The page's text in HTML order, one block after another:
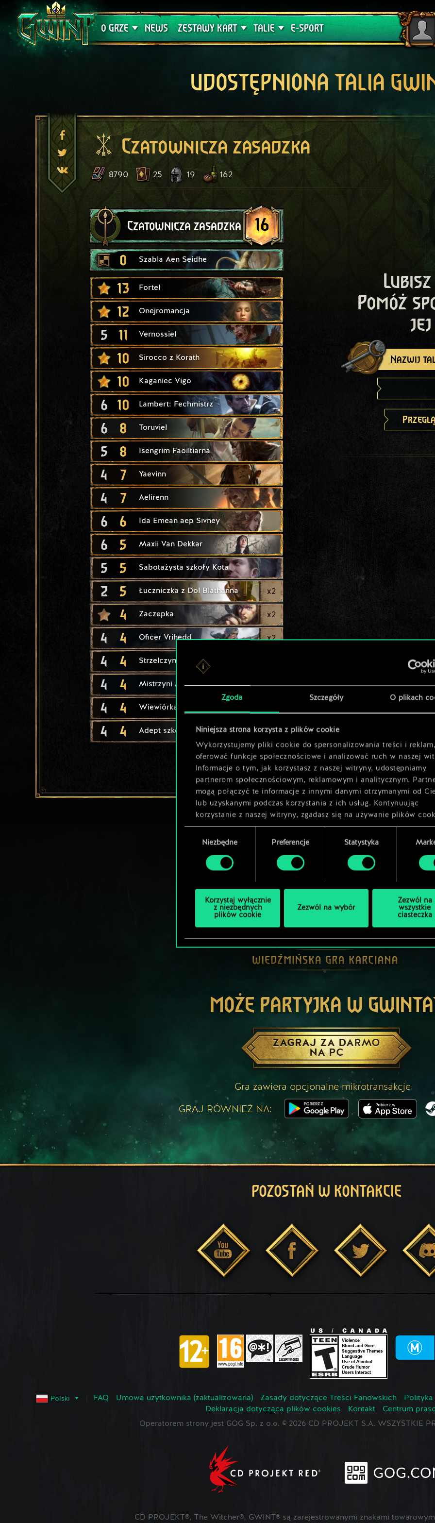
Zgoda Szczegóły O plikach
Niniejsza strona korzysta z plików cookie
Wykorzystujemy pliki cookie do spersonalizowania treści i
oferować funkcje społecznościowe i analizować ruch w naszej
Informacje o tym, jak korzystasz z naszej witryny, udostępniamy
partnerom społecznościowym, reklamowym i analitycznym.
mogą połączyć te informacje z innymi danymi otrzymanymi od
lub uzyskanymi podczas korzystania z ich usług. Kontynuując
korzystanie z naszej witryny, zgadasz się na używanie plików
zgodyNiezbędne Preferencje Statystyka
Korzystaj wyłącznie
z niezbędnych
plików cookie
Zezwól na wybór
Zezwól na
wszystkie
ciasteczka
O GRZE
Wsparcie techniczne
NEWS ZESTAWY KART
Krwawa Klątwa
TALIE
Poradniki
E-SPORT
UDOSTĘPNIONA TALIA
Czatownicza zasadzka
8790 25 19 162
Czatownicza zasadzka 16
0 Szabla Aen Seidhe
13 Fortel
12 Onejromancja
5 11 Vernossiel
10 Sirocco z Korath
10 Kaganiec Vigo
6 10 Lambert: Fechmistrz
6 8 Toruviel
5 8 Isengrim Faoiltiarna
4 7 Yaevinn
4 7 Aelirenn
6 6 Ida Emean aep Sivney
6 5 Maxii Van Dekkar
5 5 Sabotażysta szkoły Kota
2 5 Łuczniczka z Dol Blathanna x2
4 Zaczepka x2
4 4 Oficer Vrihedd x2
4 4 Strzelczyni z Dol Blathanna
4 4 Mistrzyni Miecza x2
4 4 Wiewiórka
4 4 Adept szkoły Kota
Pomóż
jej
Nazwij
MOŻE PARTYJKA W
ZAGRAJ ZA DARMO
NA PC
Gra zawiera opcjonalne mikrotransakcje
GRAJ RÓWNIEŻ NA:
POZOSTAŃ W KONTAKCIE
Polski FAQ Umowa użytkownika (zaktualizowana) Zasady dotyczące Treści Fanowskich
Deklaracja dotycząca plików cookies
Kontakt
Centrum
Operatorem strony jest GOG Sp. z o.o. © 2026 CD PROJEKT S.A. WSZYSTKIE
CD PROJEKT®, The Witcher®, GWINT® są zarejestrowanymi znakami